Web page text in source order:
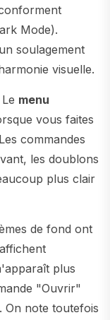
Mode).
soulagement
visuelle.
Le menu
vous faites
commandes
les doublons
plus clair
de fond ont
plus
"Ouvrir"
On note toutefois